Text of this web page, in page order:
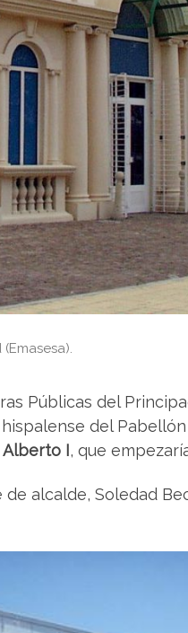
Públicas del
del
Alberto I, que
alcalde, Soledad